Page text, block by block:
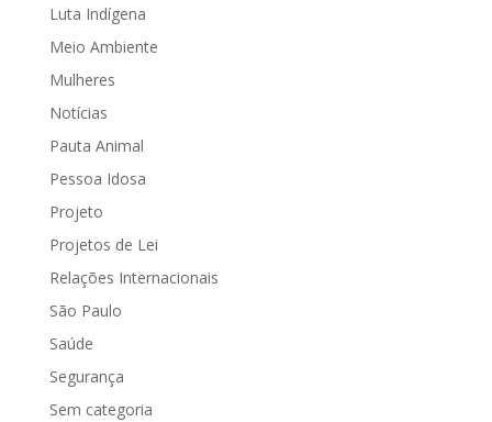
Luta Indígena
Meio Ambiente
Mulheres
Notícias
Pauta Animal
Pessoa Idosa
Projeto
Projetos de Lei
Relações Internacionais
São Paulo
Saúde
Segurança
Sem categoria